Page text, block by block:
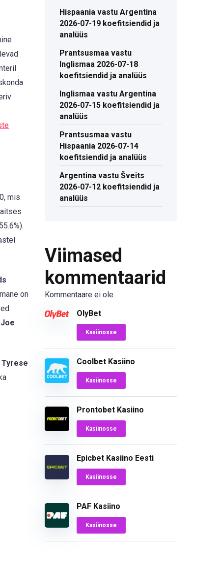
mis
on
Joe
Tyrese
Hispaania vastu Argentina
2026-07-19 koefitsiendid ja
analüüs
Prantsusmaa vastu
Inglismaa 2026-07-18
koefitsiendid ja analüüs
Inglismaa vastu Argentina
2026-07-15 koefitsiendid ja
analüüs
Prantsusmaa vastu
Hispaania 2026-07-14
koefitsiendid ja analüüs
Argentina vastu Šveits
2026-07-12 koefitsiendid ja
analüüs
Viimased
kommentaarid
Kommentaare ei ole.
OlyBet
Kasiinosse
Coolbet Kasiino
Kasiinosse
Prontobet Kasiino
Kasiinosse
Epicbet Kasiino Eesti
Kasiinosse
PAF Kasiino
Kasiinosse